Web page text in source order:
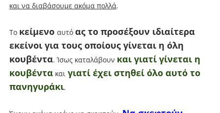
και να διαβάσουμε ακόμα πολλά.
Το κείμενο αυτό ας το προσέξουν ιδιαίτερα
εκείνοι για τους οποίους γίνεται η όλη
κουβέντα. Ίσως καταλάβουν και γιατί γίνεται η
κουβέντακαιγιατί έχει στηθεί όλο αυτό το
πανηγυράκι.